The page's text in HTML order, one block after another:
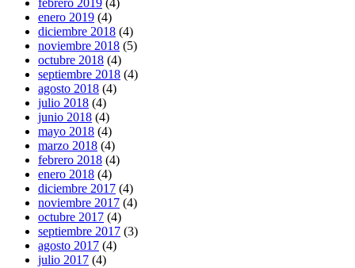
febrero 2019 (4)
enero 2019 (4)
diciembre 2018 (4)
noviembre 2018 (5)
octubre 2018 (4)
septiembre 2018 (4)
agosto 2018 (4)
julio 2018 (4)
junio 2018 (4)
mayo 2018 (4)
marzo 2018 (4)
febrero 2018 (4)
enero 2018 (4)
diciembre 2017 (4)
noviembre 2017 (4)
octubre 2017 (4)
septiembre 2017 (3)
agosto 2017 (4)
julio 2017 (4)